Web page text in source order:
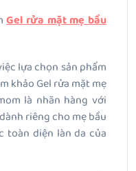
Gel rửa mặt mẹ bầu
lựa chọn sản phẩm
khảo Gel rửa mặt mẹ
là nhãn hàng với
riêng cho mẹ bầu
toàn diện làn da của